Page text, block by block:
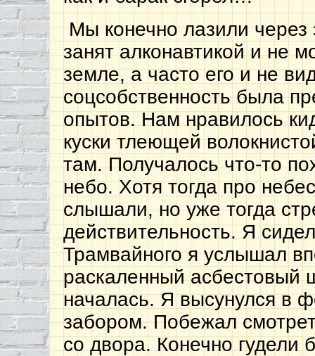
Мы конечно лазили через
занят алконавтикой и не
земле, а часто его и не
соцсобственность была
опытов. Нам нравилось
куски тлеющей
там. Получалось что-то
небо. Хотя тогда про
слышали, но уже тогда
действительность. Я
Трамвайного я услышал
раскаленный асбестовый
началась. Я высунулся в
забором. Побежал
со двора. Конечно гудели